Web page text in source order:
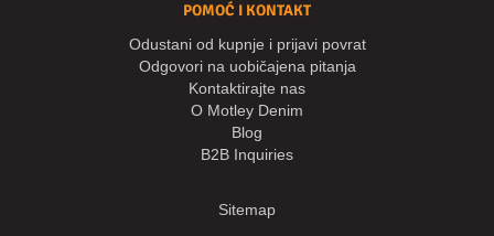
POMOĆ I KONTAKT
Odustani od kupnje i prijavi povrat
Odgovori na uobičajena pitanja
Kontaktirajte nas
O Motley Denim
Blog
B2B Inquiries
Sitemap